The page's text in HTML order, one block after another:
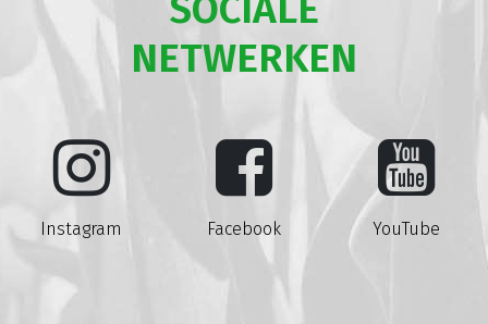
NETWERKEN
Instagram Facebook YouTube